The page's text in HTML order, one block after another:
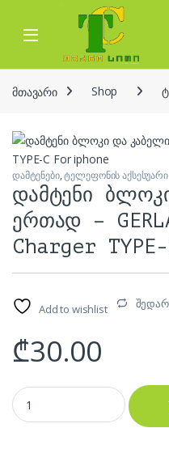
Skip to navigation
Skip to content
Open
მთავარი Shop
დამტენები,ტელეფონის აქსესუარი
დამტენი
ერთად –
Charger
Add to wishlist
₾30.00
დამტენი ბლოკი და კაბელი